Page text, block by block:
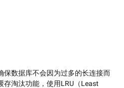
保数据库不会因为过多的长连接而
淘汰功能，使用LRU（Least